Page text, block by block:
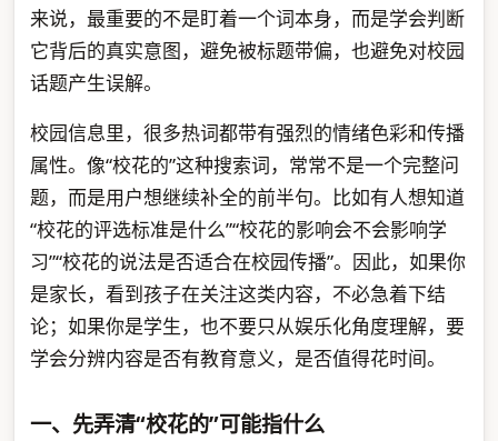
来说，最重要的不是盯着一个词本身，而是学会判断
它背后的真实意图，避免被标题带偏，也避免对校园
话题产生误解。
校园信息里，很多热词都带有强烈的情绪色彩和传播
属性。像“校花的”这种搜索词，常常不是一个完整问
题，而是用户想继续补全的前半句。比如有人想知道
“校花的评选标准是什么”“校花的影响会不会影响学
习”“校花的说法是否适合在校园传播”。因此，如果你
是家长，看到孩子在关注这类内容，不必急着下结
论；如果你是学生，也不要只从娱乐化角度理解，要
学会分辨内容是否有教育意义，是否值得花时间。
一、先弄清“校花的”可能指什么